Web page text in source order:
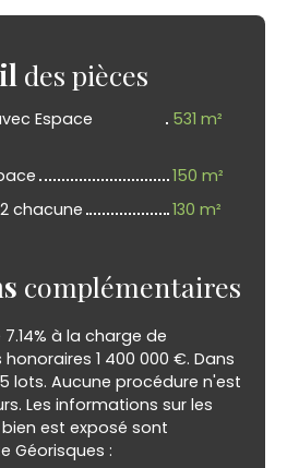
des pièces
Espace
531 m²
150 m²
chacune
130 m²
complémentaires
à la charge de
honoraires 1 400 000 €. Dans
lots. Aucune procédure n'est
Les informations sur les
est exposé sont
Géorisques :